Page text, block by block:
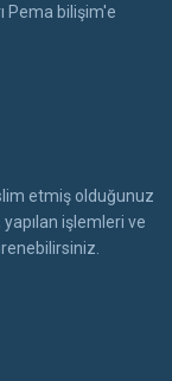
Pema bilişim'e
etmiş olduğunuz
işlemleri ve